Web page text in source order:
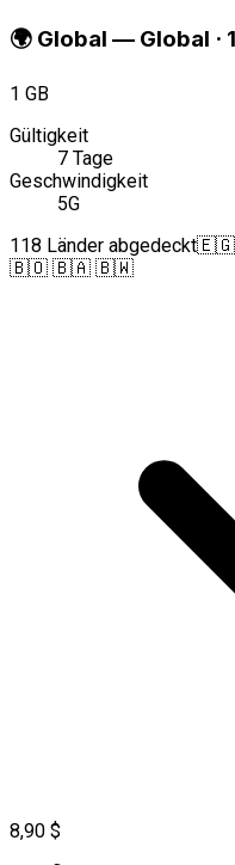
🌍 Global — Global ·
1 GB
Gültigkeit
7 Tage
Geschwindigkeit
5G
118 Länder abgedeckt
🇧🇴 🇧🇦 🇧🇼
8,90 $